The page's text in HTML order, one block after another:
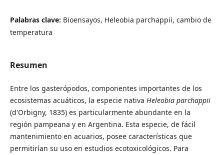
Palabras clave: Bioensayos, Heleobia parchappii, cambio de
temperatura
Resumen
Entre los gasterópodos, componentes importantes de los
ecosistemas acuáticos, la especie nativa Heleobia parchappii
(d'Orbigny, 1835) es particularmente abundante en la
región pampeana y en Argentina. Esta especie, de fácil
mantenimiento en acuarios, posee características que
permitirían su uso en estudios ecotoxicológicos. Para